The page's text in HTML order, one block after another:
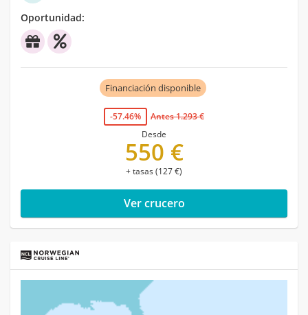
Oportunidad:
Financiación disponible
-57.46%
Antes 1.293 €
Desde
550 €
+ tasas (127 €)
Ver crucero